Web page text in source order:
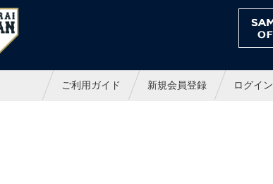
オンラインショップ
ご利用ガイド 新規会員登録 ログイン